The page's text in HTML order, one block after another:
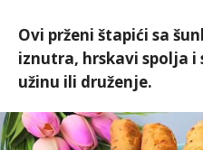
Ovi prženi štapići sa
iznutra, hrskavi spolja i
užinu ili druženje.